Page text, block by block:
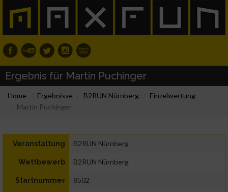
Ergebnis für Martin Puchinger
Home Ergebnisse B2RUN Nürnberg
Einzelwertung
Martin Puchinger
Veranstaltung B2RUN Nürnberg
Wettbewerb B2RUN Nürnberg
Startnummer 8502